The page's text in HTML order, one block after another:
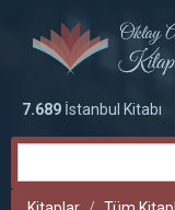
7.689 İstanbul Kitabı